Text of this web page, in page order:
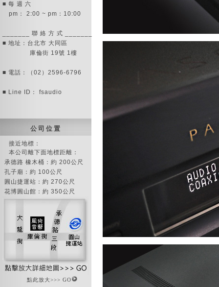
■ 每 週 六
pm： 2:00 ~ pm：10:00
_______ 聯 絡 方 式 _______
■ 地址：台北市 大同區
庫倫街 19號 1樓
■ 電話：（02）2596-6796
■ Line ID： fsaudio
公 司 位 置
接近地標：
本公司離下面地標距離：
承德路 橡木桶：約 200公尺
孔子廟：約 100公尺
圓山捷運站：約 270公尺
花博圓山館：約 350公尺
點此放大>>> GO